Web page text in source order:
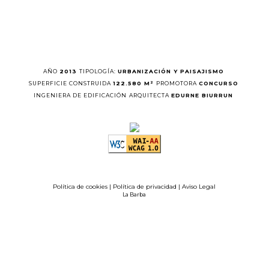
AÑO 2013 TIPOLOGÍA: URBANIZACIÓN Y PAISAJISMO
SUPERFICIE CONSTRUIDA 122.580 M² PROMOTORA CONCURSO
INGENIERA DE EDIFICACIÓN ARQUITECTA EDURNE BIURRUN
Política de cookies | Política de privacidad |Aviso Legal
La Barba